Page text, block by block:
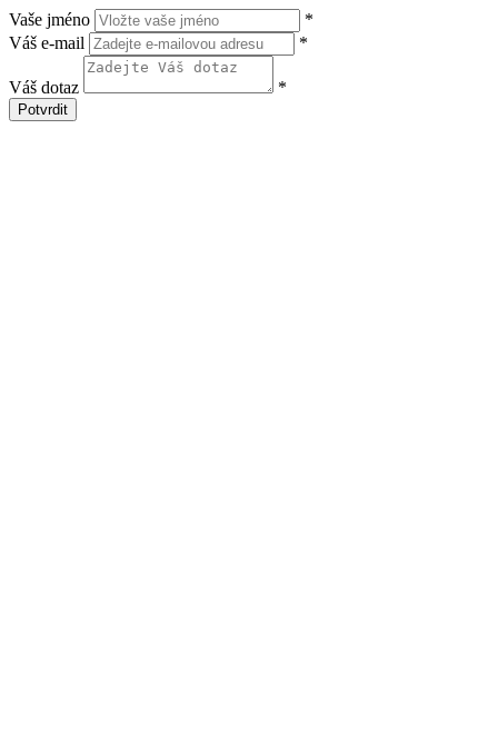
Vaše jméno
*
Váš e-mail
*
Váš dotaz *
Potvrdit